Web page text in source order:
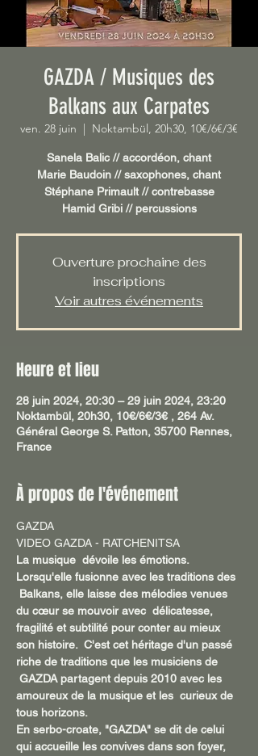
GAZDA / Musiques des
Balkans aux Carpates
ven. 28 juin Noktambül, 20h30, 10€/6€/3€
Sanela Balic // accordéon, chant
Marie Baudoin // saxophones, chant
Stéphane Primault // contrebasse
Hamid Gribi // percussions
Ouverture prochaine des
inscriptions
Voir autres événements
Heure et lieu
28 juin 2024, 20:30 – 29 juin 2024, 23:20
Noktambül, 20h30, 10€/6€/3€ , 264 Av.
Général George S. Patton, 35700 Rennes,
France
À propos de l'événement
GAZDA
VIDEO GAZDA - RATCHENITSA
La musique  dévoile les émotions.
Lorsqu'elle fusionne avec les traditions des
Balkans, elle laisse des mélodies venues
du cœur se mouvoir avec  délicatesse,
fragilité et subtilité pour conter au mieux
son histoire.  C'est cet héritage d'un passé
riche de traditions que les musiciens de
GAZDA partagent depuis 2010 avec les
amoureux de la musique et les  curieux de
tous horizons.
En serbo-croate, "GAZDA" se dit de celui
qui accueille les convives dans son foyer,